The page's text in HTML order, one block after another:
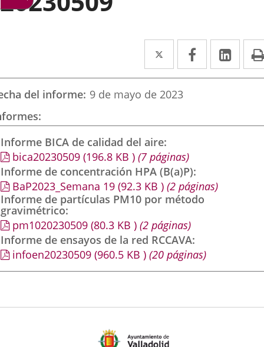
Twitter
Enlace
a
una
externa.
Facebook
Enlace
a
externa.
a
del informe 9 de mayo de 2023
Informe BICA de calidad del aire
bica20230509 (196.8 KB ) (7 páginas)
Informe de concentración HPA (B(a)P)
BaP2023_Semana 19 (92.3 KB ) (2 páginas)
Informe de partículas PM10 por método
gravimétrico
pm1020230509 (80.3 KB ) (2 páginas)
Informe de ensayos de la red RCCAVA
infoen20230509 (960.5 KB ) (20 páginas)